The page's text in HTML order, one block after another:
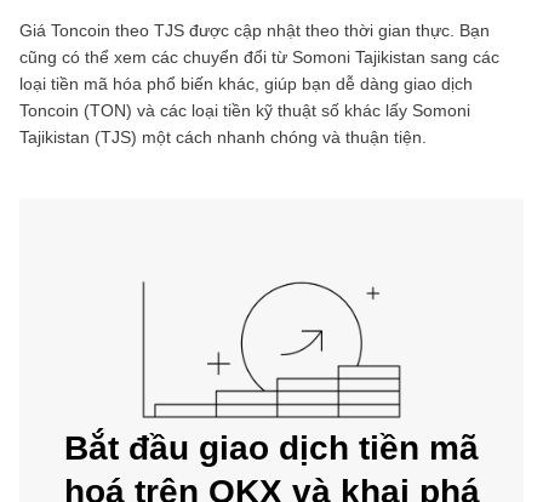
Giá Toncoin theo TJS được cập nhật theo thời gian thực. Bạn
cũng có thể xem các chuyển đổi từ Somoni Tajikistan sang các
loại tiền mã hóa phổ biến khác, giúp bạn dễ dàng giao dịch
Toncoin (TON) và các loại tiền kỹ thuật số khác lấy Somoni
Tajikistan (TJS) một cách nhanh chóng và thuận tiện.
Bắt đầu giao dịch tiền mã
hoá trên OKX và khai phá